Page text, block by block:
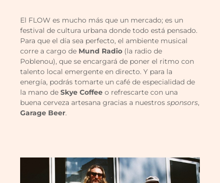
El FLOW es mucho más que un mercado; es un
festival de cultura urbana donde todo está pensado.
Para que el día sea perfecto, el ambiente musical
corre a cargo de Mund Radio (la radio de
Poblenou), que se encargará de poner el ritmo con
talento local emergente en directo. Y para la
energía, podrás tomarte un café de especialidad de
la mano deSkye Coffee o refrescarte con una
buena cerveza artesana gracias a nuestrossponsors,
Garage Beer.